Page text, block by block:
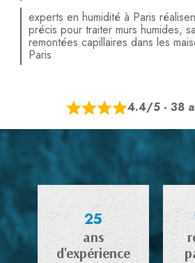
experts en humidité à Paris
précis pour traiter murs humides,
remontées capillaires dans les
Paris
4.4/5 - 38
25
ans
d'expérience